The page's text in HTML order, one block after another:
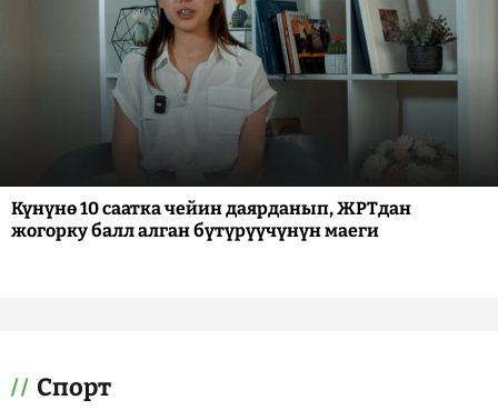
Күнүнө 10 саатка чейин даярданып, ЖРТдан
жогорку балл алган бүтүрүүчүнүн маеги
Спорт